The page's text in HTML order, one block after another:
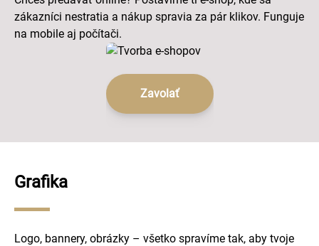
Zavolať
zákazníci nestratia a nákup spravia za pár klikov. Funguje
na mobile aj počítači.
Grafika
Logo, bannery, obrázky – všetko spravíme tak, aby tvoje